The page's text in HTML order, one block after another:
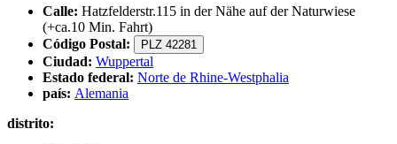
Calle: Hatzfelderstr.115 in der Nähe auf der Naturwiese
(+ca.10 Min. Fahrt)
Código Postal:
PLZ 42281
Ciudad: Wuppertal
Estado federal: Norte de Rhine-Westphalia
país: Alemania
distrito: